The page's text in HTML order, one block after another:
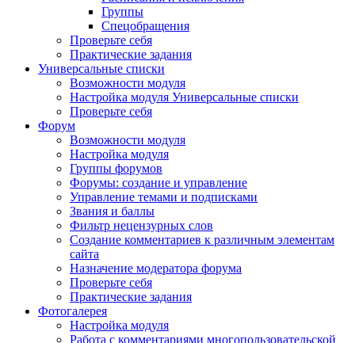
Группы
Спецобращения
Проверьте себя
Практические задания
Универсальные списки
Возможности модуля
Настройка модуля Универсальные списки
Проверьте себя
Форум
Возможности модуля
Настройка модуля
Группы форумов
Форумы: создание и управление
Управление темами и подписками
Звания и баллы
Фильтр нецензурных слов
Создание комментариев к различным элементам
сайта
Назначение модератора форума
Проверьте себя
Практические задания
Фотогалерея
Настройка модуля
Работа с комментариями многопользовательской